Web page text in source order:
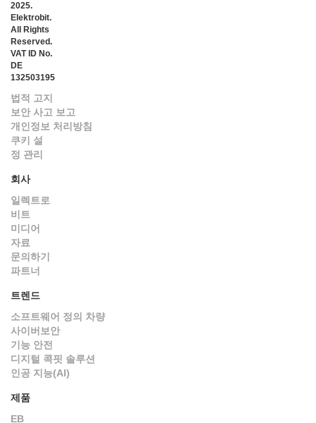
2025.
Elektrobit.
All Rights
Reserved.
VAT ID No.
DE
132503195
법적 고지
보안 사고 보고
개인정보 처리방침
쿠키 설
정 관리
회사
일렉트로
비트
미디어
자료
문의하기
파트너
트렌드
소프트웨어 정의 차량
사이버보안
기능 안전
디지털 콕핏 솔루션
인공 지능(AI)
제품
EB